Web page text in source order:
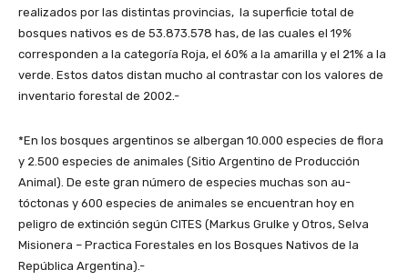
realizados por las distintas provincias, la superficie total de
bosques nativos es de 53.873.578 has, de las cuales el 19%
corresponden a la categoría Roja, el 60% a la amarilla y el 21% a la
verde. Estos datos distan mucho al contrastar con los valores de
inventario forestal de 2002.-
*En los bosques argentinos se al­bergan 10.000 especies de flora
y 2.500 especies de animales (Sitio Argentino de Producción
Animal). De este gran número de especies muchas son au­
tóctonas y 600 especies de animales se encuen­tran hoy en
peligro de extinción según CITES (Markus Grulke y Otros, Selva
Misionera – Practica Forestales en los Bosques Nativos de la
República Argentina).-